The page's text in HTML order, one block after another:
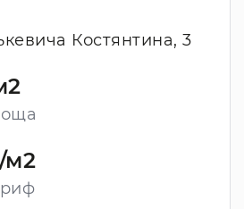
Костянтина, 3
м2